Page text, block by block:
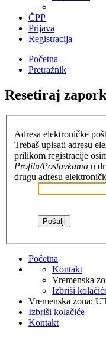
ČPP
Prijava
Registracija
Početna
Pretražnik
Resetiraj
Adresa elektroničke
Trebaš upisati adresu
prilikom registracije
Profilu/Postavkama u
drugu adresu
Početna
Kontakt
Vremenska
Izbriši
Vremenska zona:
Izbriši kolačiće
Kontakt